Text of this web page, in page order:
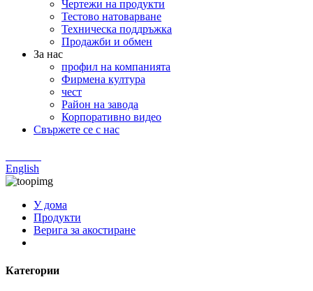
Чертежи на продукти
Тестово натоварване
Техническа поддръжка
Продажби и обмен
За нас
профил на компанията
Фирмена култура
чест
Район на завода
Корпоративно видео
Свържете се с нас
English
У дома
Продукти
Верига за акостиране
Категории